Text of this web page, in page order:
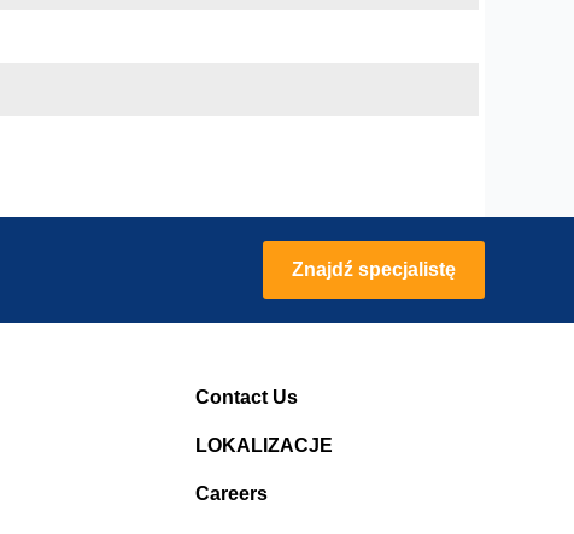
Znajdź specjalistę
Contact Us
LOKALIZACJE
Careers